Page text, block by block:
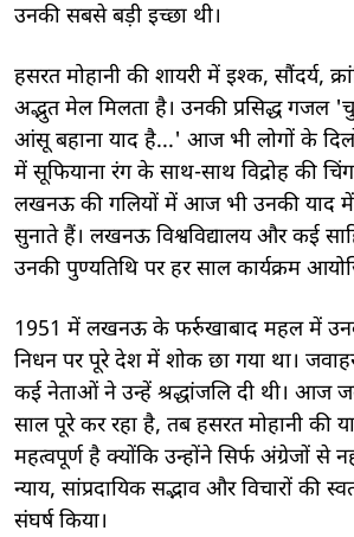
उनकी सबसे बड़ी इच्छा थी।
हसरत मोहानी की शायरी में इश्क, सौंदर्य,
अद्भुत मेल मिलता है। उनकी प्रसिद्ध गजल
आंसू बहाना याद है...' आज भी लोगों के
में सूफियाना रंग के साथ-साथ विद्रोह की
लखनऊ की गलियों में आज भी उनकी याद
सुनाते हैं। लखनऊ विश्वविद्यालय और कई
उनकी पुण्यतिथि पर हर साल कार्यक्रम
1951 में लखनऊ के फर्रुखाबाद महल में
निधन पर पूरे देश में शोक छा गया था।
कई नेताओं ने उन्हें श्रद्धांजलि दी थी। आज
साल पूरे कर रहा है, तब हसरत मोहानी की
महत्वपूर्ण है क्योंकि उन्होंने सिर्फ अंग्रेजों से
न्याय, सांप्रदायिक सद्भाव और विचारों की
संघर्ष किया।